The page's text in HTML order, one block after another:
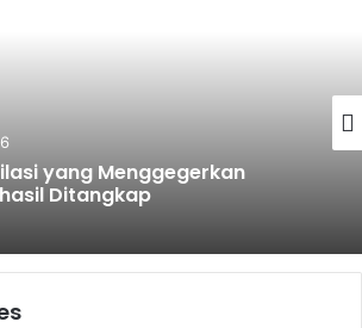
yang Menggegerkan
Ditangkap